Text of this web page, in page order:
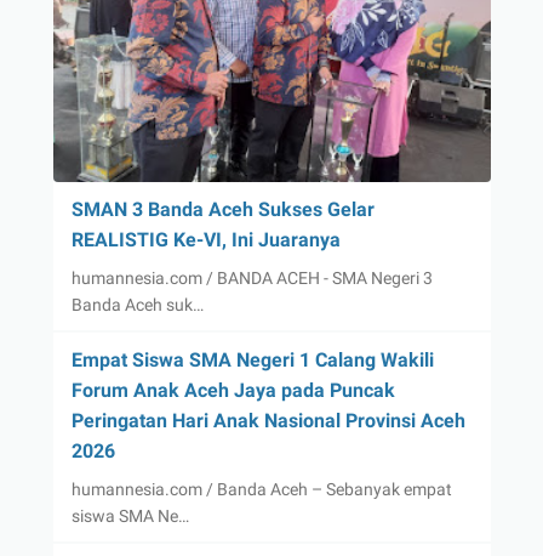
SMAN 3 Banda Aceh Sukses Gelar
REALISTIG Ke-VI, Ini Juaranya
humannesia.com / BANDA ACEH - SMA Negeri 3
Banda Aceh suk…
Empat Siswa SMA Negeri 1 Calang Wakili
Forum Anak Aceh Jaya pada Puncak
Peringatan Hari Anak Nasional Provinsi Aceh
2026
humannesia.com / Banda Aceh – Sebanyak empat
siswa SMA Ne…